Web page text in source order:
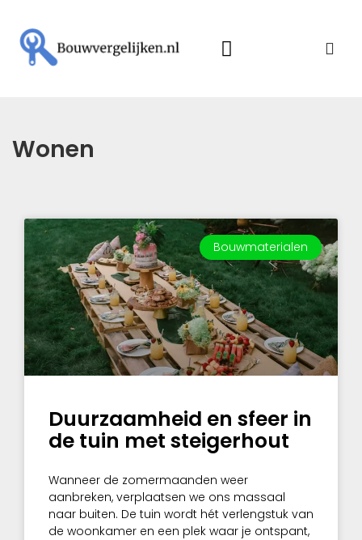
Wonen
Bouwmaterialen
Duurzaamheid en sfeer in
de tuin met steigerhout
Wanneer de zomermaanden weer
aanbreken, verplaatsen we ons massaal
naar buiten. De tuin wordt hét verlengstuk van
de woonkamer en een plek waar je ontspant,